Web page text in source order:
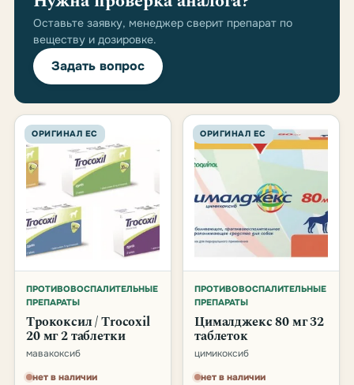
Оставьте заявку, менеджер сверит препарат по
веществу и дозировке.
Задать вопрос
ОРИГИНАЛ ЕС
ПРОТИВОВОСПАЛИТЕЛЬНЫЕ
ПРЕПАРАТЫ
Трококсил / Trocoxil
20 мг 2 таблетки
мавакоксиб
нет в наличии
ОРИГИНАЛ ЕС
ПРОТИВОВОСПАЛИТЕЛЬНЫЕ
ПРЕПАРАТЫ
Цималджекс 80 мг 32
таблеток
цимикоксиб
нет в наличии